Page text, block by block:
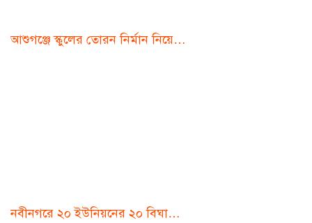
আশুগঞ্জে স্কুলের তোরন নির্মান নিয়ে…
নবীনগরে ২০ ইউনিয়নের ২০ বিঘা…